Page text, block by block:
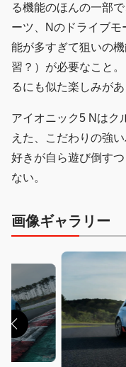
る機能のほんの一部
ーツ、Nのドライブ
能が多すぎて狙いの
習？）が必要なこと
るにも似た楽しみがあ
アイオニック5 Nはク
えた、こだわりの強
好きが自ら遊び倒す
ない。
画像ギャラリー